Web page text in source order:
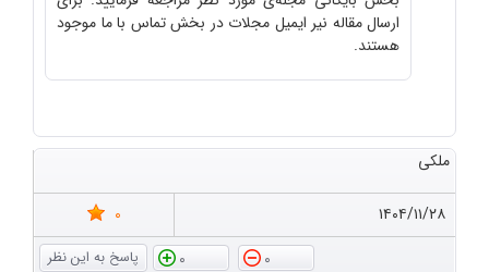
ارسال مقاله نیر ایمیل مجلات در بخش تماس با ما موجود
هستند.
ملکی
۱۴۰۴/۱۱/۲۸
0
0
0